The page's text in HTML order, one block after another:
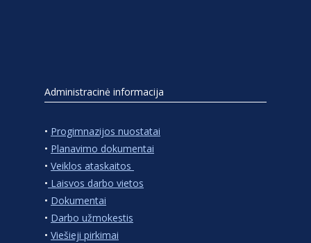
Administracinė informacija
• Progimnazijos nuostatai
• Planavimo dokumentai
• Veiklos ataskaitos
• Laisvos darbo vietos
• Dokumentai
• Darbo užmokestis
• Viešieji pirkimai